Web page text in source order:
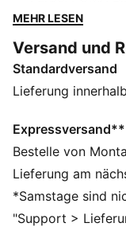
Abschlag
FEATURES +
stormCELL:
DETAILS
Performance Fit
Gefütterte Jacke
Durchgehender
PUMA GOLF Logo
MEHR LESEN
Versand und
Standardversand
Lieferung
Expressversand**
Bestelle von
Lieferung am
*Samstage sind
"Support >